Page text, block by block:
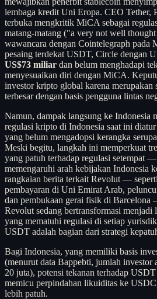
lembaga kredit Uni Eropa. CEO Tether,
terbuka mengkritik MiCA sebagai
matang-matang ("a very not well
wawancara dengan Cointelegraph pada
pesaing terdekat USDT, Circle dengan
US$73 miliar dan belum menghadapi
menyesuaikan diri dengan MiCA.
investor kripto global karena merupakan
terbesar dengan basis pengguna lintas
Namun, dampak langsung ke Indonesia
regulasi kripto di Indonesia saat ini
yang belum mengadopsi kerangka
Meski begitu, langkah ini memperkuat
yang patuh terhadap regulasi setempat
memengaruhi arah kebijakan Indonesia
rangkaian berita terkait Revolut —
pembayaran di Uni Emirat Arab,
dan pembukaan gerai fisik di
Revolut sedang bertransformasi menjadi
yang mematuhi regulasi di setiap
USDT adalah bagian dari strategi
Bagi Indonesia, yang memiliki basis
(menurut data Bappebti, jumlah investor
20 juta), potensi tekanan terhadap
memicu perpindahan likuiditas ke
lebih patuh.